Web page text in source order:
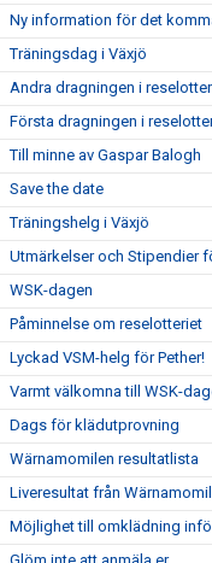
Ny information för det
Träningsdag i Växjö
Andra dragningen i
Första dragningen i
Till minne av Gaspar Balogh
Save the date
Träningshelg i Växjö
Utmärkelser och Stipendier
WSK-dagen
Påminnelse om reselotteriet
Lyckad VSM-helg för Pether!
Varmt välkomna till WSK-
Dags för klädutprovning
Wärnamomilen resultatlista
Liveresultat från
Möjlighet till omklädning